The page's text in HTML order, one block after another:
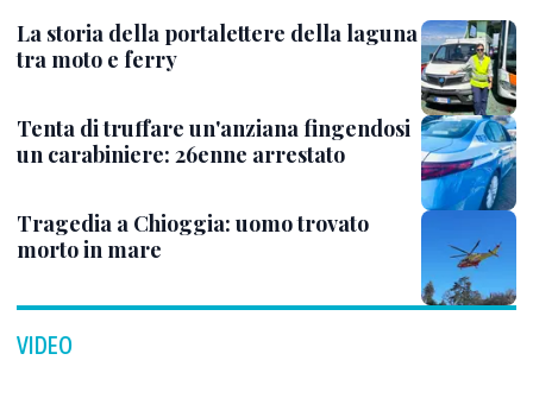
La storia della portalettere della laguna
tra moto e ferry
Tenta di truffare un'anziana fingendosi
un carabiniere: 26enne arrestato
Tragedia a Chioggia: uomo trovato
morto in mare
VIDEO